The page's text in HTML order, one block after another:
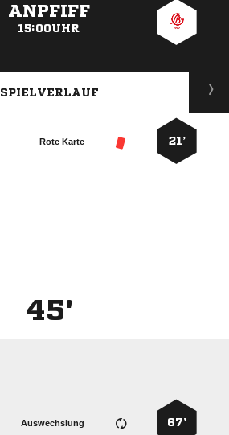
ANPFIFF
15:00UHR
SPIELVERLAUF
21’
Rote Karte
45'
67’
Auswechslung